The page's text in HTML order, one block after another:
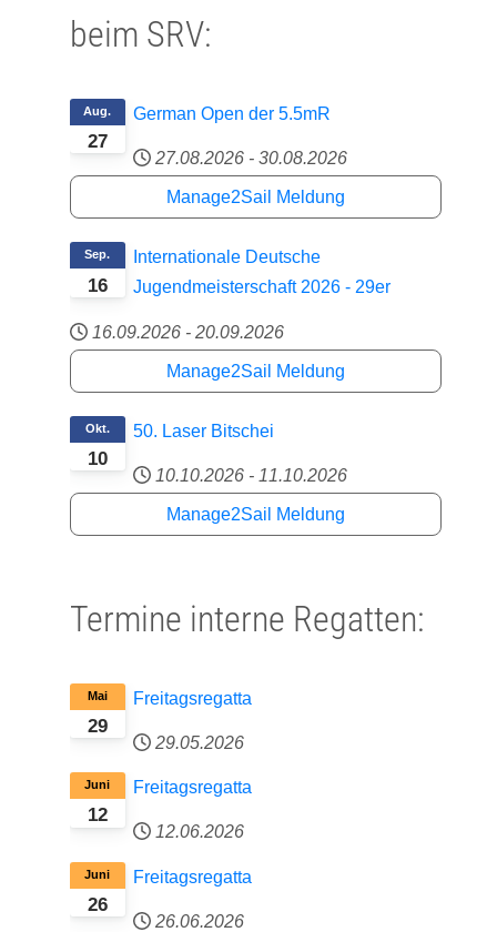
beim SRV:
27
Aug. German Open der 5.5mR
27.08.2026 - 30.08.2026
Manage2Sail Meldung
16
Sep.
Internationale Deutsche
Jugendmeisterschaft 2026 - 29er
16.09.2026 - 20.09.2026
Manage2Sail Meldung
10
Okt. 50. Laser Bitschei
10.10.2026 - 11.10.2026
Manage2Sail Meldung
Termine interne Regatten:
29
Mai Freitagsregatta
29.05.2026
12
Juni Freitagsregatta
12.06.2026
26
Juni Freitagsregatta
26.06.2026